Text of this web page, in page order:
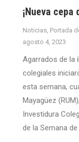
¡Nueva
Noticias Portada
agosto 4, 2023
Agarrados de la
colegiales
esta semana,
Mayagüez
Investidura
de la Semana de